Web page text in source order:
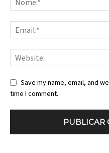
Save my name, email, and
time I comment.